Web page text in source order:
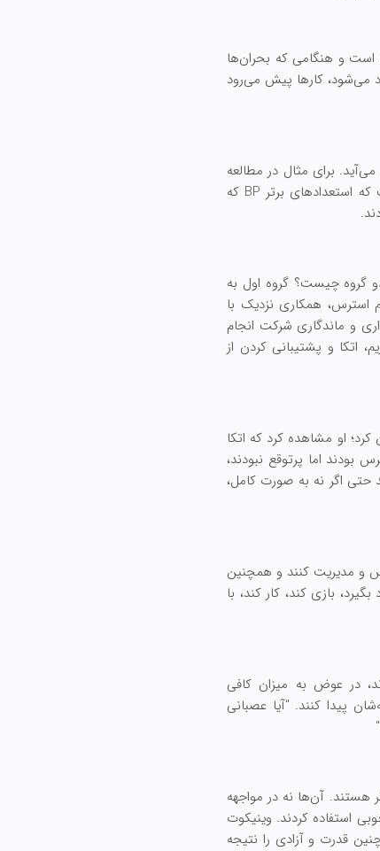
است و هنگامی که بحران‌ها
می‌شود، کارها پیش می‌رود
برای مثال در مطالعه
داستان نشر نفت در خلیج مکزیک توسط شرکت BP، همکار من نتیجه هر دو گروه را مشاهده کرد. او دریافت که استعدادهای برتر BP که
گروه چیست؟ گروه اول به
استرس، همکاری نزدیک با
و ماندگاری شرکت انجام
اتکا و پشتیبانی کردن از
او مشاهده کرد که اتکا
اما پرتوقع نبودند،
حتی اگر نه به صورت کامل،
و مدیریت کنند و همچنین
بازی کند، کار کند، با
در عوض به میزان کافی
پیدا کنند. "آیا عصبانی
هستند. آن‌ها نه در مواجهه
استفاده کردند. وینیکوت
قدرت و آزادی را نتیجه